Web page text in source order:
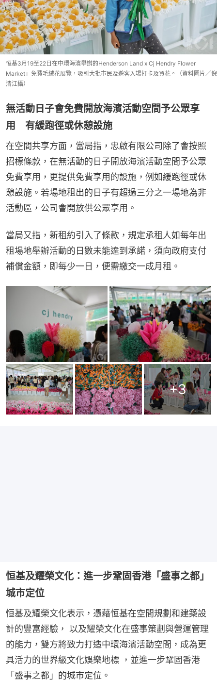
恒基3月19至22日在中環海濱舉辦的Henderson Land x Cj Hendry Flower
Market」免費毛絨花展覽，吸引大批市民及遊客入場打卡及買花。（資料圖片／倪
清江攝）
無活動日子會免費開放海濱活動空間予公眾享
用 有緩跑徑或休憩設施
在空間共享方面，當局指，忠啟有限公司除了會按照
招標條款，在無活動的日子開放海濱活動空間予公眾
免費享用，更提供免費享用的設施，例如緩跑徑或休
憩設施。若場地租出的日子有超過三分之一場地為非
活動區，公司會開放供公眾享用。
當局又指，新租約引入了條款，規定承租人如每年出
租場地舉辦活動的日數未能達到承諾，須向政府支付
補償金額，即每少一日，便需繳交一成月租。
+3
恒基及耀榮文化：進一步鞏固香港「盛事之都」
城市定位
恒基及耀榮文化表示，憑藉恒基在空間規劃和建築設
計的豐富經驗， 以及耀榮文化在盛事策劃與營運管理
的能力，雙方將致力打造中環海濱活動空間，成為更
具活力的世界級文化娛樂地標 ，並進一步鞏固香港
「盛事之都」的城市定位。